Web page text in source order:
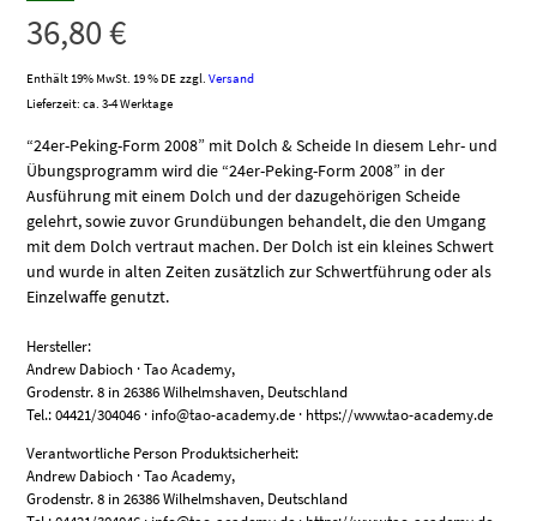
36,80€
Enthält 19% MwSt. 19 % DE zzgl.Versand
Lieferzeit: ca. 3-4 Werktage
“24er-Peking-Form 2008” mit Dolch & Scheide In diesem Lehr- und
Übungsprogramm wird die “24er-Peking-Form 2008” in der
Ausführung mit einem Dolch und der dazugehörigen Scheide
gelehrt, sowie zuvor Grundübungen behandelt, die den Umgang
mit dem Dolch vertraut machen. Der Dolch ist ein kleines Schwert
und wurde in alten Zeiten zusätzlich zur Schwertführung oder als
Einzelwaffe genutzt.
Hersteller:
Andrew Dabioch · Tao Academy,
Grodenstr. 8 in 26386 Wilhelmshaven, Deutschland
Tel.: 04421/304046 · info@tao-academy.de · https://www.tao-academy.de
Verantwortliche Person Produktsicherheit:
Andrew Dabioch · Tao Academy,
Grodenstr. 8 in 26386 Wilhelmshaven, Deutschland